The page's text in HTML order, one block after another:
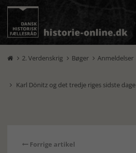
 2. Verdenskrig  Bøger  Anmeldelser
 Karl Dönitz og det tredje riges sidste dage
Forrige artikel